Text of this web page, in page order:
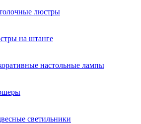
люстры
на штанге
настольные лампы
светильники